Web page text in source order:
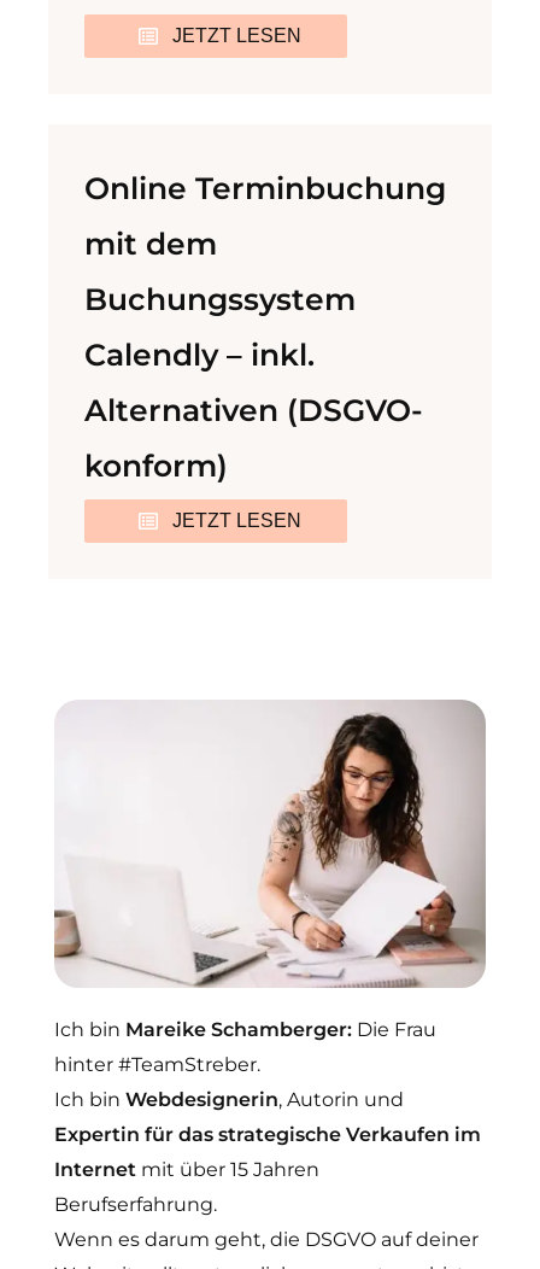
JETZT LESEN
Online Terminbuchung
mit dem
Buchungssystem
Calendly – inkl.
Alternativen (DSGVO-
konform)
JETZT LESEN
Ich bin Mareike Schamberger: Die Frau
hinter #TeamStreber.
Ich bin Webdesignerin, Autorin und
Expertin für das strategische Verkaufen im
Internet mit über 15 Jahren
Berufserfahrung.
Wenn es darum geht, die DSGVO auf deiner